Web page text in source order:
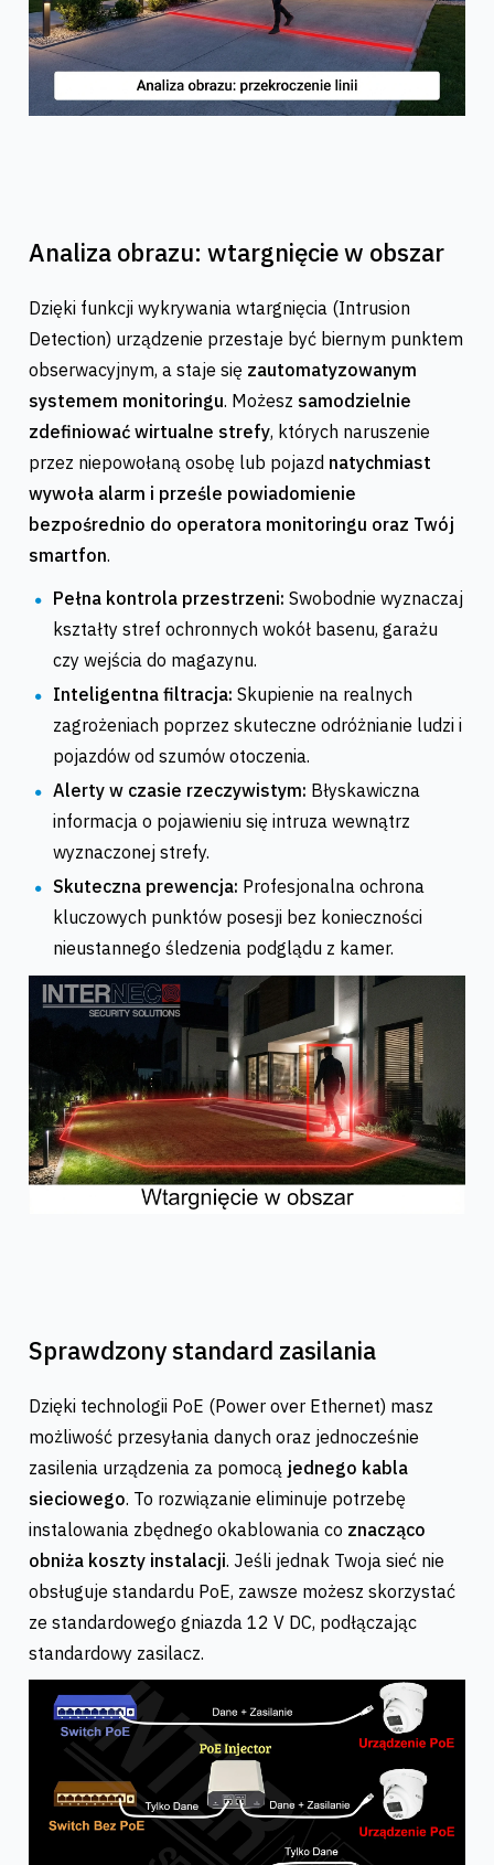
Analiza obrazu: wtargnięcie w obszar
Dzięki funkcji wykrywania wtargnięcia (Intrusion
Detection) urządzenie przestaje być biernym punktem
obserwacyjnym, a staje się zautomatyzowanym
systemem monitoringu. Możesz samodzielnie
zdefiniować wirtualne strefy, których naruszenie
przez niepowołaną osobę lub pojazd natychmiast
wywoła alarm i prześle powiadomienie
bezpośrednio do operatora monitoringu oraz Twój
smartfon.
Pełna kontrola przestrzeni: Swobodnie wyznaczaj
kształty stref ochronnych wokół basenu, garażu
czy wejścia do magazynu.
Inteligentna filtracja: Skupienie na realnych
zagrożeniach poprzez skuteczne odróżnianie ludzi i
pojazdów od szumów otoczenia.
Alerty w czasie rzeczywistym: Błyskawiczna
informacja o pojawieniu się intruza wewnątrz
wyznaczonej strefy.
Skuteczna prewencja: Profesjonalna ochrona
kluczowych punktów posesji bez konieczności
nieustannego śledzenia podglądu z kamer.
Sprawdzony standard zasilania
Dzięki technologii PoE (Power over Ethernet) masz
możliwość przesyłania danych oraz jednocześnie
zasilenia urządzenia za pomocą jednego kabla
sieciowego. To rozwiązanie eliminuje potrzebę
instalowania zbędnego okablowania co znacząco
obniża koszty instalacji. Jeśli jednak Twoja sieć nie
obsługuje standardu PoE, zawsze możesz skorzystać
ze standardowego gniazda 12 V DC, podłączając
standardowy zasilacz.